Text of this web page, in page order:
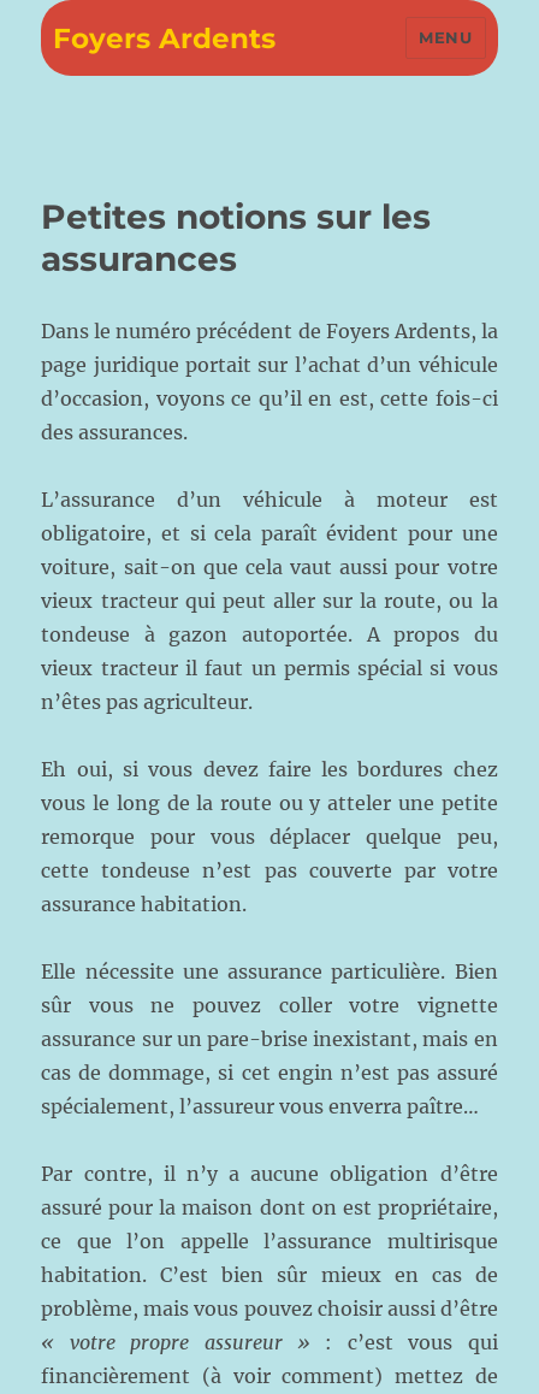
Foyers Ardents MENU
Petites notions sur les
assurances
Dans le numéro précédent de Foyers Ardents, la
page juridique portait sur l’achat d’un véhicule
d’occasion, voyons ce qu’il en est, cette fois-ci
des assurances.
L’assurance d’un véhicule à moteur est
obligatoire, et si cela paraît évident pour une
voiture, sait-on que cela vaut aussi pour votre
vieux tracteur qui peut aller sur la route, ou la
tondeuse à gazon autoportée. A propos du
vieux tracteur il faut un permis spécial si vous
n’êtes pas agriculteur.
Eh oui, si vous devez faire les bordures chez
vous le long de la route ou y atteler une petite
remorque pour vous déplacer quelque peu,
cette tondeuse n’est pas couverte par votre
assurance habitation.
Elle nécessite une assurance particulière. Bien
sûr vous ne pouvez coller votre vignette
assurance sur un pare-brise inexistant, mais en
cas de dommage, si cet engin n’est pas assuré
spécialement, l’assureur vous enverra paître…
Par contre, il n’y a aucune obligation d’être
assuré pour la maison dont on est propriétaire,
ce que l’on appelle l’assurance multirisque
habitation. C’est bien sûr mieux en cas de
problème, mais vous pouvez choisir aussi d’être
« votre propre assureur » : c’est vous qui
financièrement (à voir comment) mettez de